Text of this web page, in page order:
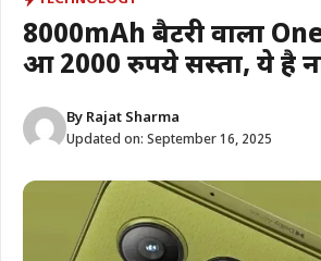
8000mAh बैटरी वाला
हुआ 2000 रुपये सस्ता, ये है
By Rajat Sharma
Updated on: September 16, 2025